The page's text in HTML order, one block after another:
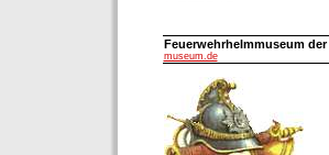
Feuerwehrhelmmuseum
museum.de